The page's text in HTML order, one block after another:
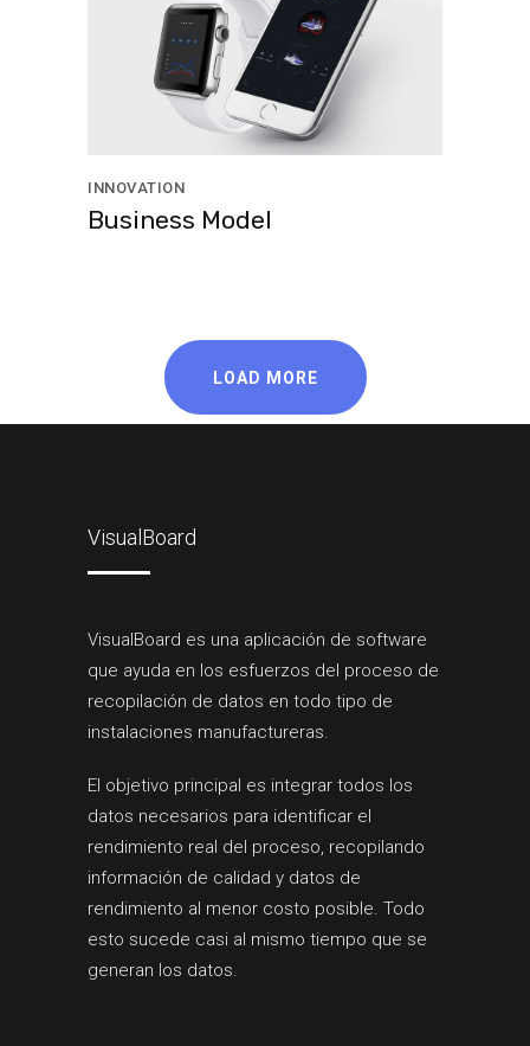
INNOVATION
Business Model
LOAD MORE
VisualBoard
VisualBoard es una aplicación de software
que ayuda en los esfuerzos del proceso de
recopilación de datos en todo tipo de
instalaciones manufactureras.
El objetivo principal es integrar todos los
datos necesarios para identificar el
rendimiento real del proceso, recopilando
información de calidad y datos de
rendimiento al menor costo posible. Todo
esto sucede casi al mismo tiempo que se
generan los datos.